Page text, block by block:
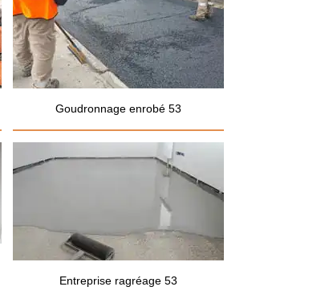
Goudronnage enrobé 53
Entreprise ragréage 53